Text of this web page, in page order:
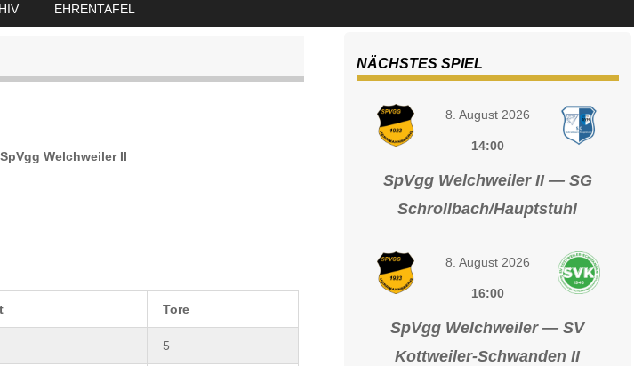
EHRENTAFEL
SpVgg Welchweiler II
Tore
5
NÄCHSTES SPIEL
8. August 2026
14:00
SpVgg Welchweiler II — SG
Schrollbach/Hauptstuhl
8. August 2026
16:00
SpVgg Welchweiler — SV
Kottweiler-Schwanden II